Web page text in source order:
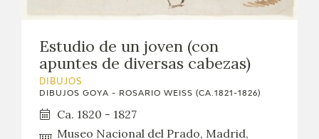
Estudio de un joven (con
apuntes de diversas cabezas)
DIBUJOS
DIBUJOS GOYA - ROSARIO WEISS (CA.1821-1826)
Ca. 1820 - 1827
Museo Nacional del Prado, Madrid,